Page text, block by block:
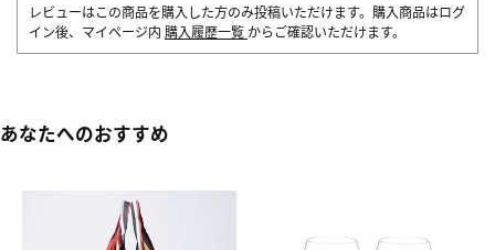
レビューはこの商品を購入した方のみ投稿いただけます。購入商品はログ
イン後、マイページ内 購入履歴一覧 からご確認いただけます。
あなたへのおすすめ